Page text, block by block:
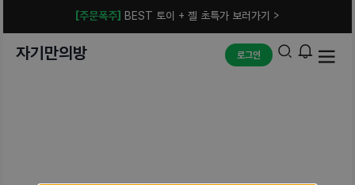
[주문폭주] BEST 토이 + 젤 초특가 보러가기 >
자기만의방 로그인